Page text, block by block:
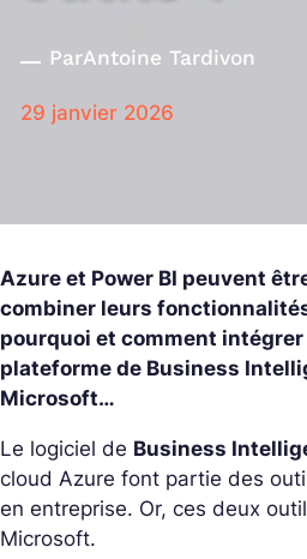
ParAntoine Tardivon
29 janvier 2026
Azure et Power BI peuvent
combiner leurs
pourquoi et comment intégrer
plateforme de Business
Microsoft…
Le logiciel de Business
cloud Azure font partie des
en entreprise. Or, ces deux
Microsoft.